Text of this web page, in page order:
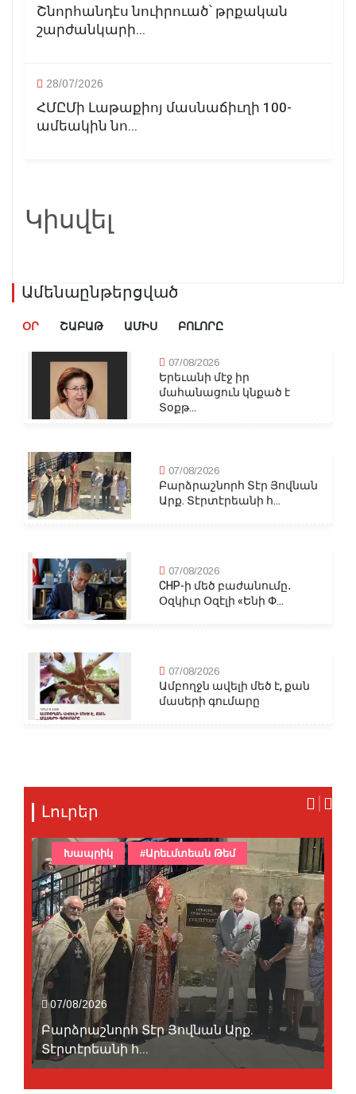
Շնորհանդէս նուիրուած՝ թրքական
շարժանկարի...
28/07/2026
ՀՄԸՄի Լաթաքիոյ մասնաճիւղի 100-
ամեակին նո...
Կիսվել
Ամենաընթերցված
ՕՐ ՇԱԲԱԹ ԱՄԻՍ ԲՈԼՈՐԸ
07/08/2026
Երեւանի մէջ իր
մահանացուն կնքած է
Տօքթ...
07/08/2026
Բարձրաշնորհ Տէր Յովնան
Արք. Տէրտէրեանի հ...
07/08/2026
CHP-ի մեծ բաժանումը․
Օզկիւր Օզէլի «Ենի Փ...
07/08/2026
Ամբողջն ավելի մեծ է, քան
մասերի գումարը
Լուրեր
07/08/2026
Բարձրաշնորհ Տէր Յովնան Արք.
Տէրտէրեանի հ...
Խապրիկ #Արեւմտեան Թեմ